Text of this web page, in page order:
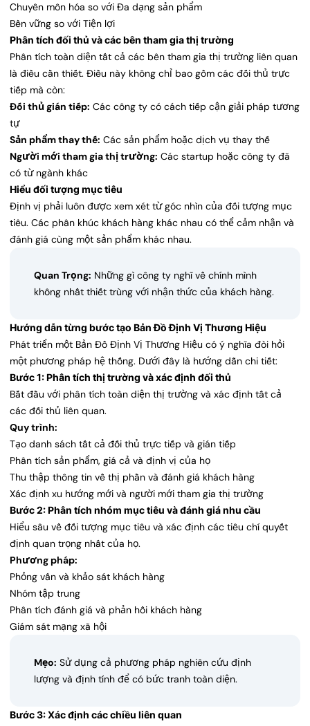
Chuyên môn hóa so với Đa dạng sản phẩm
Bền vững so với Tiện lợi
Phân tích đối thủ và các bên tham gia thị trường
Phân tích toàn diện tất cả các bên tham gia thị trường liên quan
là điều cần thiết. Điều này không chỉ bao gồm các đối thủ trực
tiếp mà còn:
Đối thủ gián tiếp: Các công ty có cách tiếp cận giải pháp tương
tự
Sản phẩm thay thế: Các sản phẩm hoặc dịch vụ thay thế
Người mới tham gia thị trường: Các startup hoặc công ty đã
có từ ngành khác
Hiểu đối tượng mục tiêu
Định vị phải luôn được xem xét từ góc nhìn của đối tượng mục
tiêu. Các phân khúc khách hàng khác nhau có thể cảm nhận và
đánh giá cùng một sản phẩm khác nhau.
Quan Trọng: Những gì công ty nghĩ về chính mình
không nhất thiết trùng với nhận thức của khách hàng.
Hướng dẫn từng bước tạo Bản Đồ Định Vị Thương Hiệu
Phát triển một Bản Đồ Định Vị Thương Hiệu có ý nghĩa đòi hỏi
một phương pháp hệ thống. Dưới đây là hướng dẫn chi tiết:
Bước 1: Phân tích thị trường và xác định đối thủ
Bắt đầu với phân tích toàn diện thị trường và xác định tất cả
các đối thủ liên quan.
Quy trình:
Tạo danh sách tất cả đối thủ trực tiếp và gián tiếp
Phân tích sản phẩm, giá cả và định vị của họ
Thu thập thông tin về thị phần và đánh giá khách hàng
Xác định xu hướng mới và người mới tham gia thị trường
Bước 2: Phân tích nhóm mục tiêu và đánh giá nhu cầu
Hiểu sâu về đối tượng mục tiêu và xác định các tiêu chí quyết
định quan trọng nhất của họ.
Phương pháp:
Phỏng vấn và khảo sát khách hàng
Nhóm tập trung
Phân tích đánh giá và phản hồi khách hàng
Giám sát mạng xã hội
Mẹo: Sử dụng cả phương pháp nghiên cứu định
lượng và định tính để có bức tranh toàn diện.
Bước 3: Xác định các chiều liên quan